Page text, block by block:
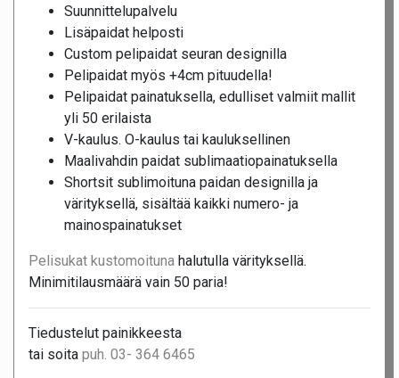
Suunnittelupalvelu
Lisäpaidat helposti
Custom pelipaidat seuran designilla
Pelipaidat myös +4cm pituudella!
Pelipaidat painatuksella, edulliset valmiit mallit
yli 50 erilaista
V-kaulus. O-kaulus tai kauluksellinen
Maalivahdin paidat sublimaatiopainatuksella
Shortsit sublimoituna paidan designilla ja
värityksellä, sisältää kaikki numero- ja
mainospainatukset
Pelisukat kustomoituna halutulla värityksellä.
Minimitilausmäärä vain 50 paria!
Tiedustelut painikkeesta
tai soita puh. 03- 364 6465